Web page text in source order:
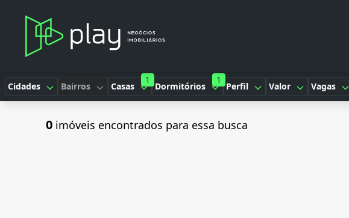
Cidades Bairros
1
Casas
1
Dormitórios Perfil Valor Vagas
0 imóveis encontrados para essa busca